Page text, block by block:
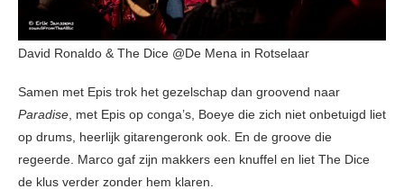
David Ronaldo & The Dice @De Mena in Rotselaar
Samen met Epis trok het gezelschap dan groovend naar
Paradise, met Epis op conga’s, Boeye die zich niet onbetuigd liet
op drums, heerlijk gitarengeronk ook. En de groove die
regeerde. Marco gaf zijn makkers een knuffel en liet The Dice
de klus verder zonder hem klaren.